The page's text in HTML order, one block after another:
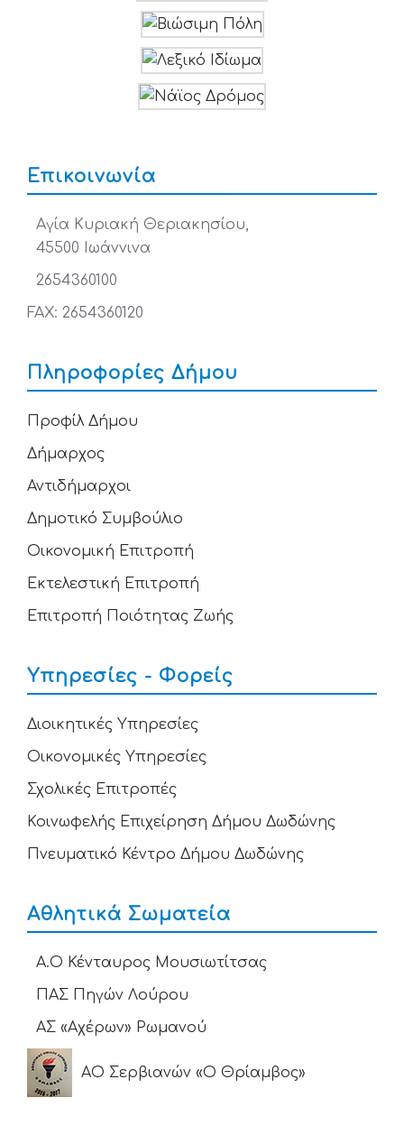
Επικοινωνία
Αγία Κυριακή Θεριακησίου,
45500 Ιωάννινα
2654360100
FAX: 2654360120
Πληροφορίες Δήμου
Προφίλ Δήμου
Δήμαρχος
Αντιδήμαρχοι
Δημοτικό Συμβούλιο
Οικονομική Επιτροπή
Εκτελεστική Επιτροπή
Επιτροπή Ποιότητας Ζωής
Υπηρεσίες - Φορείς
Διοικητικές Υπηρεσίες
Οικονομικές Υπηρεσίες
Σχολικές Επιτροπές
Κοινωφελής Επιχείρηση Δήμου Δωδώνης
Πνευματικό Κέντρο Δήμου Δωδώνης
Αθλητικά Σωματεία
Α.Ο Κένταυρος Μουσιωτίτσας
ΠΑΣ Πηγών Λούρου
ΑΣ «Αχέρων» Ρωμανού
ΑΟ Σερβιανών «Ο Θρίαμβος»